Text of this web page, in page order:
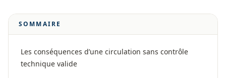
SOMMAIRE
Les conséquences d’une circulation sans contrôle
technique valide